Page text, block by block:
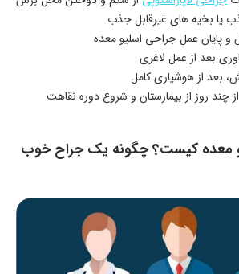
یا بخیه های غیرقابل جذب
پایان عمل جراحی اسلیو معده
بعد از عمل لاغری
بعد از هوشیاری کامل
چند روز از بیمارستان و شروع دوره نقاهت
معده کیست؟ چگونه یک جراح خوب